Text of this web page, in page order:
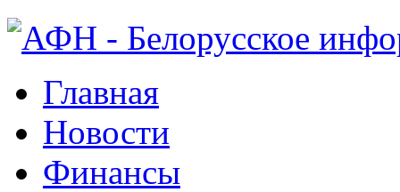
Главная
Новости
Финансы